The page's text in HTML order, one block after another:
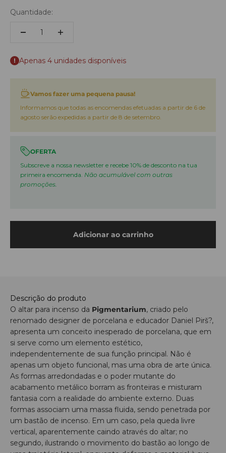
Quantidade:
Apenas 4 unidades disponíveis
Vamos fazer uma pequena pausa!
Informamos que todas as encomendas efetuadas a partir de 6 de
agosto serão expedidas a partir de 8 de setembro.
OFERTA
Subscreve a nossa newsletter e recebe 10% de desconto na tua
primeira encomenda. Não acumulável com outras
promoções.
Adicionar ao carrinho
Descrição do produto
O altar para incenso da Pigmentarium, criado pelo
renomado designer de porcelana e educador Daniel Pirš?,
apresenta um conceito inesperado de porcelana, que em
si serve como um elemento estético,
independentemente de sua função principal. Não é
apenas um objeto funcional, mas uma obra de arte única.
As formas arredondadas e o poder mutante do
acabamento metálico borram as fronteiras e misturam
fantasia com a realidade do ambiente externo. Duas
formas associam uma massa fluida, sendo penetrada por
um bastão de incenso. Em um caso, pela queda livre
vertical, aparentemente caindo através do altar; no
segundo, ilustrando o movimento do bastão ao longo de